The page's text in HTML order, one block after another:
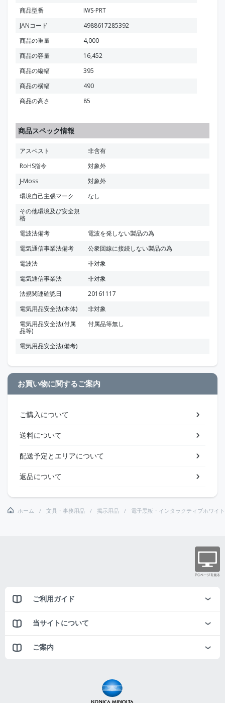
商品型番
IWS-PRT
JANコード
4988617285392
商品の重量
4,000
商品の容量
16,452
商品の縦幅
395
商品の横幅
490
商品の高さ
85
商品スペック情報
アスベスト
非含有
RoHS指令
対象外
J-Moss
対象外
環境自己主張マーク
なし
その他環境及び安全規
格
電波法備考
電波を発しない製品の為
電気通信事業法備考
公衆回線に接続しない製品の為
電波法
非対象
電気通信事業法
非対象
法規関連確認日
20161117
電気用品安全法(本体)
非対象
電気用品安全法(付属
品等)
付属品等無し
電気用品安全法(備考)
お買い物に関するご案内
ご購入について
送料について
配送予定とエリアについて
返品について
ホーム 文具・事務用品 掲示用品 電子黒板・インタラクティブホワイ
ご利用ガイド
当サイトについて
ご案内